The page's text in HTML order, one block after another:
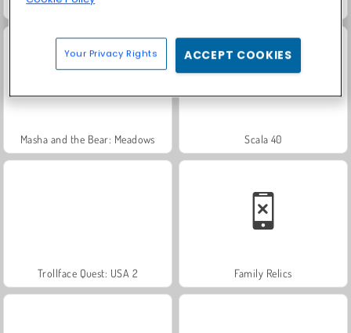
Jewel Garden Story
Masha and the Bear: Meadows Scala 40
Trollface Quest: USA 2 Family Relics
Your Privacy Rights ACCEPT COOKIES